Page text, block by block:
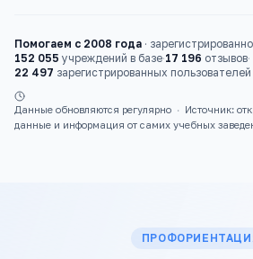
Помогаем с 2008 года ·
152 055 учреждений в базе·17 196 отзывов·
22 497 зарегистрированных пользователей
Данные обновляются регулярно ·
Источник:
данные и информация от самих учебных